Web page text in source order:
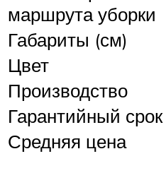
маршрута уборки
Габариты (см)
Цвет
Производство
Гарантийный срок
Средняя цена